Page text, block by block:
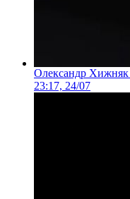
Олександр Хижняк
23:17, 24/07